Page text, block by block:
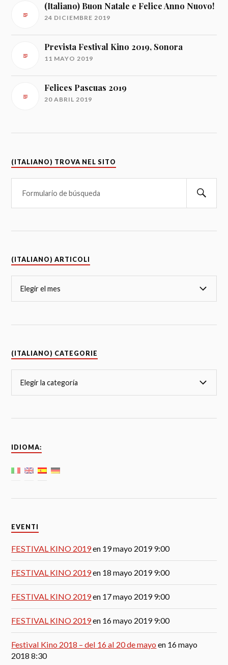
(Italiano) Buon Natale e Felice Anno Nuovo!
24 DICIEMBRE 2019
Prevista Festival Kino 2019, Sonora
11 MAYO 2019
Felices Pascuas 2019
20 ABRIL 2019
(ITALIANO) TROVA NEL SITO
(ITALIANO) ARTICOLI
(ITALIANO) CATEGORIE
IDIOMA:
EVENTI
FESTIVAL KINO 2019en 19 mayo 2019 9:00
FESTIVAL KINO 2019en 18 mayo 2019 9:00
FESTIVAL KINO 2019en 17 mayo 2019 9:00
FESTIVAL KINO 2019en 16 mayo 2019 9:00
Festival Kino 2018 – del 16 al 20 de mayo en 16 mayo
2018 8:30